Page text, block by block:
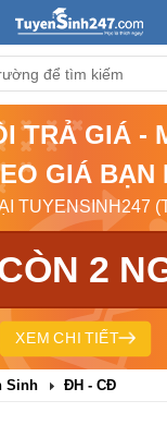
TRẢ GIÁ -
GIÁ BẠN
TUYENSINH247
2
XEM CHI TIẾT
Sinh ĐH - CĐ